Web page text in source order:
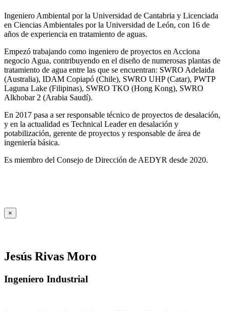
Ingeniero Ambiental por la Universidad de Cantabria y Licenciada
en Ciencias Ambientales por la Universidad de León, con 16 de
años de experiencia en tratamiento de aguas.
Empezó trabajando como ingeniero de proyectos en Acciona
negocio Agua, contribuyendo en el diseño de numerosas plantas de
tratamiento de agua entre las que se encuentran: SWRO Adelaida
(Australia), IDAM Copiapó (Chile), SWRO UHP (Catar), PWTP
Laguna Lake (Filipinas), SWRO TKO (Hong Kong), SWRO
Alkhobar 2 (Arabia Saudí).
En 2017 pasa a ser responsable técnico de proyectos de desalación,
y en la actualidad es Technical Leader en desalación y
potabilización, gerente de proyectos y responsable de área de
ingeniería básica.
Es miembro del Consejo de Dirección de AEDYR desde 2020.
×
Jesús Rivas Moro
Ingeniero Industrial